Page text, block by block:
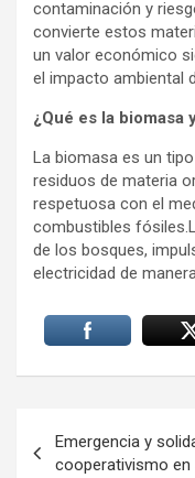
contaminación y
convierte estos
un valor económico
el impacto ambiental
¿Qué es la biomasa
La biomasa es un
residuos de materia
respetuosa con el
combustibles
de los bosques,
electricidad de
de
Emergencia y
cooperativismo en